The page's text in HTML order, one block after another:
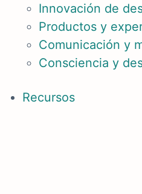
Innovación de
Productos y
Comunicación y
Consciencia y
Recursos